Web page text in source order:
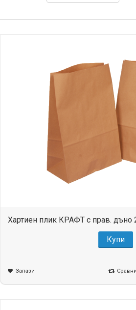
Хартиен плик КРАФТ с прав. дъно
Купи
Запази Сравни